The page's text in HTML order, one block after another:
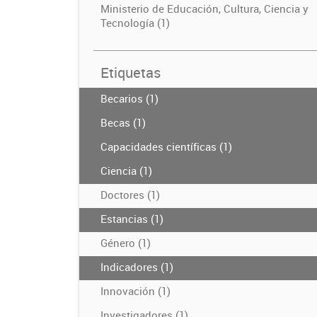
Ministerio de Educación, Cultura, Ciencia y
Tecnología (1)
Etiquetas
Becarios (1)
Becas (1)
Capacidades científicas (1)
Ciencia (1)
Doctores (1)
Estancias (1)
Género (1)
Indicadores (1)
Innovación (1)